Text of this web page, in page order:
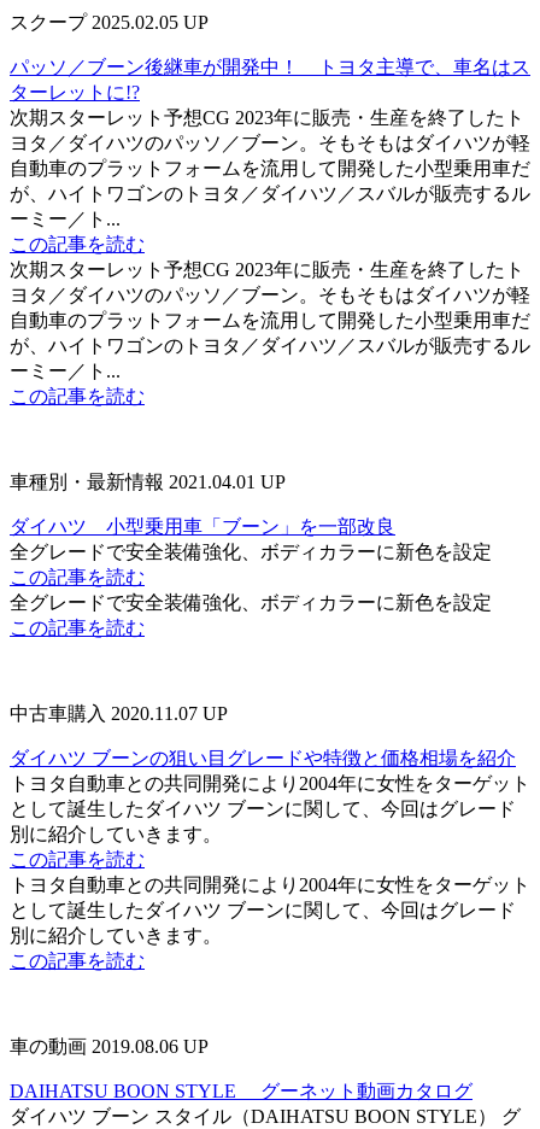
スクープ 2025.02.05 UP
パッソ／ブーン後継車が開発中！ トヨタ主導で、車名はス
ターレットに!?
次期スターレット予想CG 2023年に販売・生産を終了したト
ヨタ／ダイハツのパッソ／ブーン。そもそもはダイハツが軽
自動車のプラットフォームを流用して開発した小型乗用車だ
が、ハイトワゴンのトヨタ／ダイハツ／スバルが販売するル
ーミー／ト...
この記事を読む
次期スターレット予想CG 2023年に販売・生産を終了したト
ヨタ／ダイハツのパッソ／ブーン。そもそもはダイハツが軽
自動車のプラットフォームを流用して開発した小型乗用車だ
が、ハイトワゴンのトヨタ／ダイハツ／スバルが販売するル
ーミー／ト...
この記事を読む
車種別・最新情報 2021.04.01 UP
ダイハツ 小型乗用車「ブーン」を一部改良
全グレードで安全装備強化、ボディカラーに新色を設定
この記事を読む
全グレードで安全装備強化、ボディカラーに新色を設定
この記事を読む
中古車購入 2020.11.07 UP
ダイハツ ブーンの狙い目グレードや特徴と価格相場を紹介
トヨタ自動車との共同開発により2004年に女性をターゲット
として誕生したダイハツ ブーンに関して、今回はグレード
別に紹介していきます。
この記事を読む
トヨタ自動車との共同開発により2004年に女性をターゲット
として誕生したダイハツ ブーンに関して、今回はグレード
別に紹介していきます。
この記事を読む
車の動画 2019.08.06 UP
DAIHATSU BOON STYLE グーネット動画カタログ
ダイハツ ブーン スタイル（DAIHATSU BOON STYLE） グ